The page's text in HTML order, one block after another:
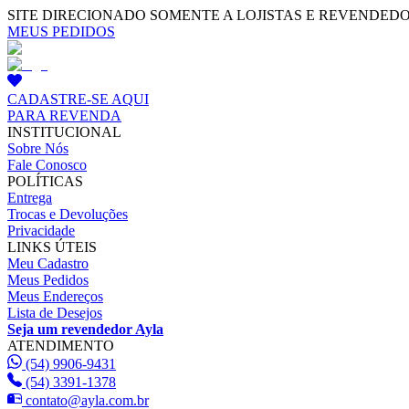
SITE DIRECIONADO SOMENTE A LOJISTAS E
MEUS PEDIDOS
CADASTRE-SE AQUI
PARA REVENDA
INSTITUCIONAL
Sobre Nós
Fale Conosco
POLÍTICAS
Entrega
Trocas e Devoluções
Privacidade
LINKS ÚTEIS
Meu Cadastro
Meus Pedidos
Meus Endereços
Lista de Desejos
Seja um revendedor Ayla
ATENDIMENTO
(54) 9906-9431
(54) 3391-1378
contato@ayla.com.br